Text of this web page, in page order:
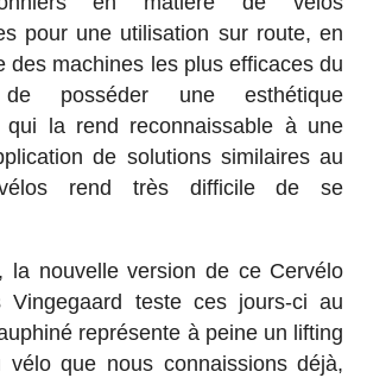
pour une utilisation sur route, en
des machines les plus efficaces du
posséder une esthétique
qui la rend reconnaissable à une
de solutions similaires au
rend très difficile de se
la nouvelle version de ce Cervélo
Vingegaard teste ces jours-ci au
représente à peine un lifting
vélo que nous connaissions déjà,